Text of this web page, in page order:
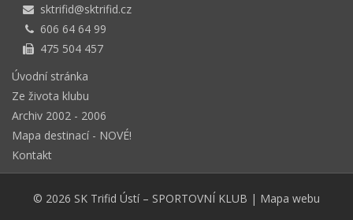
sktrifid@sktrifid.cz
606 64 64 99
475 504 457
Úvodní stránka
Ze života klubu
Archiv 2002 - 2006
Mapa destinací - NOVÉ!
Kontakt
© 2026 SK Trifid Ústí– SPORTOVNÍ KLUB | Mapa webu